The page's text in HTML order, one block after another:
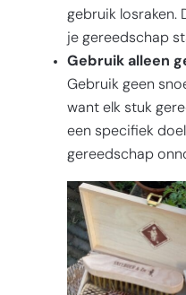
gebruik losraken.
je gereedschap
Gebruik alleen
Gebruik geen
want elk stuk
een specifiek
gereedschap